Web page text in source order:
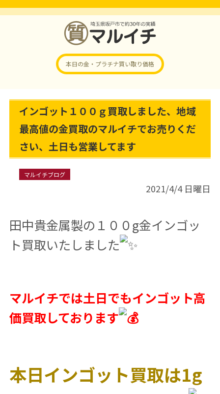
本日の金・プラチナ買い取り価格
インゴット１００ｇ買取しました、地域
最高値の金買取のマルイチでお売りくだ
さい、土日も営業してます
マルイチブログ
2021/4/4 日曜日
田中貴金属製の１００g金インゴッ
ト買取いたしました
マルイチでは土日でもインゴット高
価買取しております
本日インゴット買取は1g